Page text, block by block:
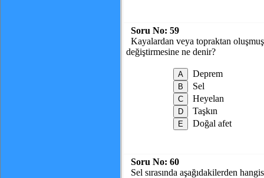
Soru No: 59
Kayalardan veya topraktan
değiştirmesine ne denir?
Deprem
Sel
Heyelan
Taşkın
Doğal afet
Soru No: 60
Sel sırasında aşağıdakilerden